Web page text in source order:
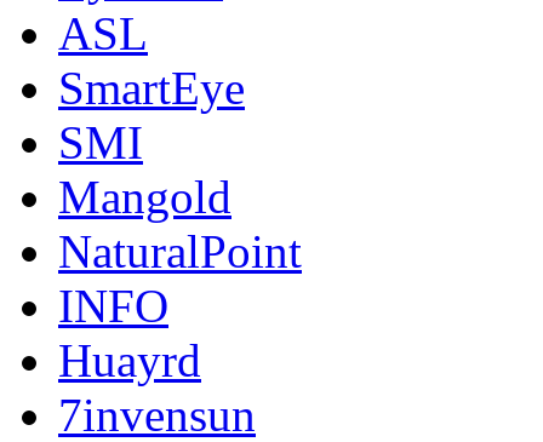
ASL
SmartEye
SMI
Mangold
NaturalPoint
INFO
Huayrd
7invensun